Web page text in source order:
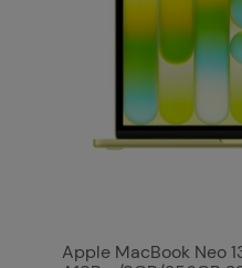
Apple MacBook Neo